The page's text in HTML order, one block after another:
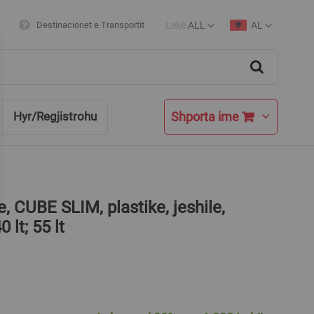
Destinacionet e Transportit
Currency
Lekë ALL
Language
AL
Hyr/Regjistrohu Shporta ime
CUBE SLIM, plastike, jeshile,
lt; 55 lt